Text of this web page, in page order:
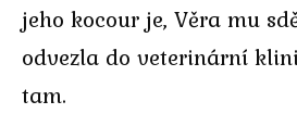
jeho kocour je, Věra mu
odvezla do veterinární
tam.